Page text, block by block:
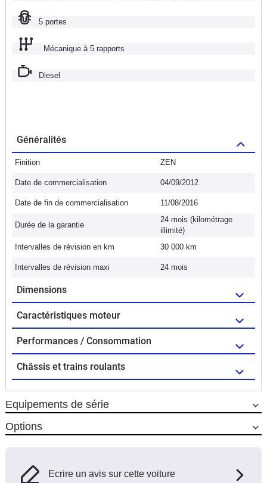
5 portes
Mécanique à 5 rapports
Diesel
Généralités
Finition ZEN
Date de commercialisation 04/09/2012
Date de fin de commercialisation 11/08/2016
Durée de la garantie
24 mois (kilométrage
illimité)
Intervalles de révision en km
30 000 km
Intervalles de révision maxi 24 mois
Dimensions
Caractéristiques moteur
Performances / Consommation
Châssis et trains roulants
Equipements de série
Options
Ecrire un avis sur cette voiture